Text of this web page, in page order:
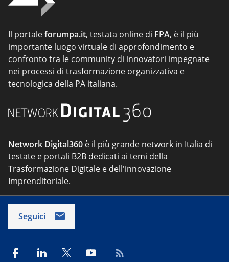
Il portaleforumpa.it, testata online di FPA, è il più
importante luogo virtuale di approfondimento e
confronto tra le community di innovatori impegnate
nei processi di trasformazione organizzativa e
tecnologica della PA italiana.
Network Digital360 è il più grande network in Italia di
testate e portali B2B dedicati ai temi della
Trasformazione Digitale e dell'innovazione
Imprenditoriale.
Seguici